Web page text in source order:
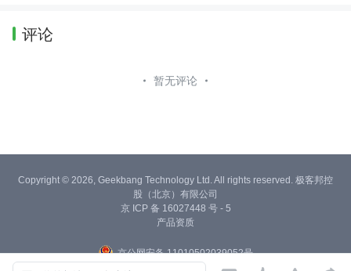
评论
暂无评论
Copyright © 2026, Geekbang Technology Ltd. All rights reserved. 极客邦控
股（北京）有限公司
京 ICP 备 16027448 号 - 5
产品资质
京公网安备 11010502039052号